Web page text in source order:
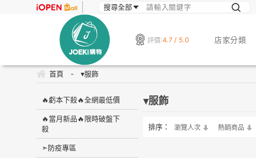
評價:4.7 / 5.0 店家分類
首頁 - ▾服飾
🔥虧本下殺🔥全網最低價
🔥當月新品🔥限時破盤下
殺
➣防疫專區
▾服飾
排序： 瀏覽人次 熱銷商品